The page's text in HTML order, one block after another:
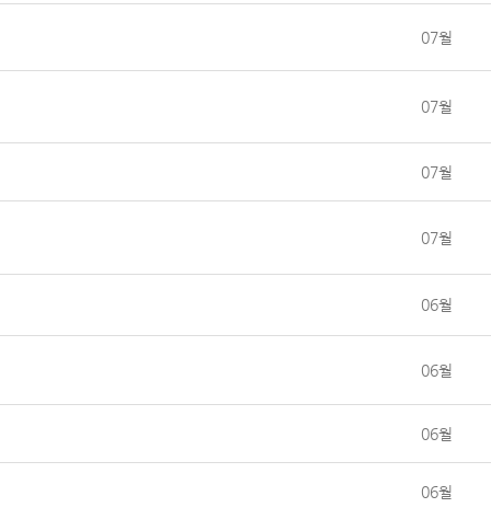
07월
07월
07월
07월
06월
06월
06월
06월